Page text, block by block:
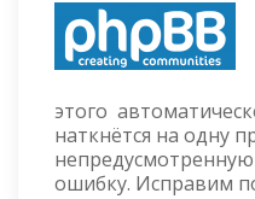
этого
наткнётся на одну
ошибку. Исправим